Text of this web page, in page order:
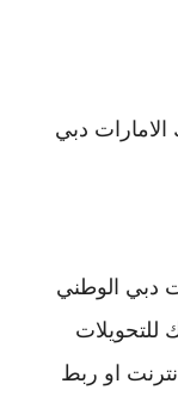
دبي
دبي الوطني
للتحويلات
او ربط